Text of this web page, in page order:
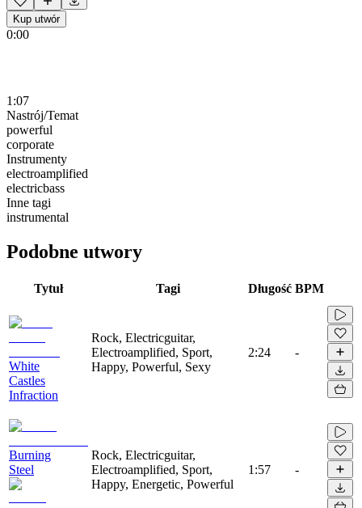
Kup utwór
0:00
1:07
Nastrój/Temat
powerful
corporate
Instrumenty
electroamplified
electricbass
Inne tagi
instrumental
Podobne utwory
Tytuł Tagi Długość BPM
White
Castles
Infraction
Rock, Electricguitar,
Electroamplified, Sport,
Happy, Powerful, Sexy
2:24 -
Burning
Steel
Rock, Electricguitar,
Electroamplified, Sport,
Happy, Energetic, Powerful
1:57 -